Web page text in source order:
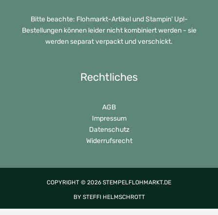
Bitte beachte: Flohmarkt-Artikel und Stampin' Up!-
Bestellungen können leider nicht kombiniert werden - sie
werden separat verpackt und verschickt.
Rechtliches
AGB
Impressum
Datenschutz
Widerrufsrecht
COPYRIGHT © 2026 STEMPELFLOHMARKT.DE
BY STEFFI HELMSCHROTT